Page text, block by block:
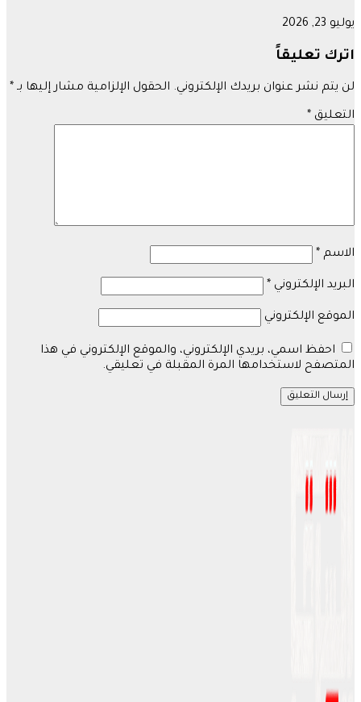
يوليو 23, 2026
اترك تعليقاً
لن يتم نشر عنوان بريدك الإلكتروني. الحقول الإلزامية مشار إليها بـ *
التعليق *
الاسم *
البريد الإلكتروني *
الموقع الإلكتروني
احفظ اسمي، بريدي الإلكتروني، والموقع الإلكتروني في هذا
المتصفح لاستخدامها المرة المقبلة في تعليقي.